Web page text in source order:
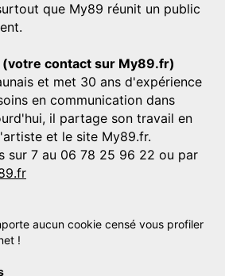
que My89 réunit un public
contact sur My89.fr)
et met 30 ans d'expérience
en communication dans
il partage son travail en
et le site My89.fr.
sur 7 au 06 78 25 96 22 ou par
aucun cookie censé vous profiler
!